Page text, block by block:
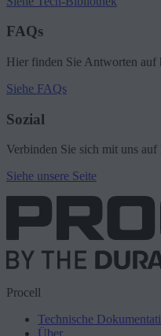
FAQs
Hier finden Sie Antworten auf
Siehe FAQs
Sozial
Verbinden Sie sich mit uns
Siehe unsere Seite
Procell
Technische
Über